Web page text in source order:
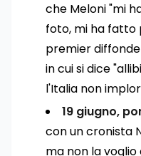
che Meloni "mi
foto, mi ha fatto
premier
in cui si dice
l'Italia non
19 giugno,
con un cronista
ma non la